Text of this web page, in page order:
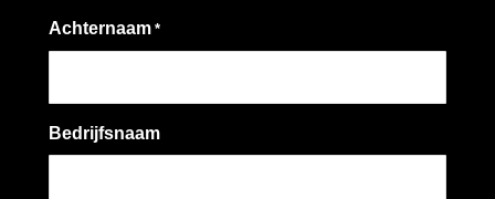
Achternaam *
Bedrijfsnaam